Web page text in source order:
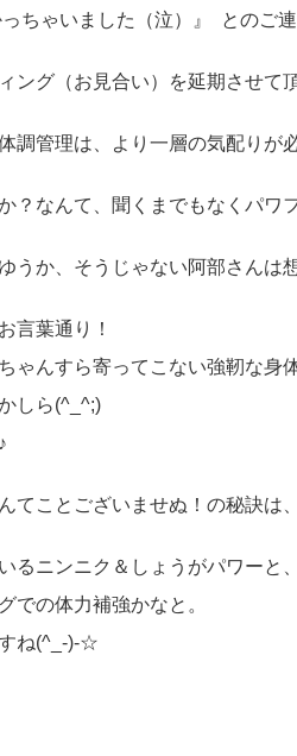
ちゃいました（泣）』 とのご
ング（お見合い）を延期させて
調管理は、より一層の気配りが
？なんて、聞くまでもなくパワ
うか、そうじゃない阿部さん
言葉通り！
ゃんすら寄ってこない強靭な
しら(^_^;)
てことございませぬ！の秘訣は
るニンニク＆しょうがパワーと
での体力補強かなと。
ね(^_-)-☆